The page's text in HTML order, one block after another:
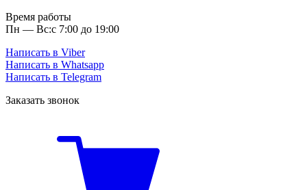
Время работы
Пн — Вс:с 7:00 до 19:00
Написать в Viber
Написать в Whatsapp
Написать в Telegram
Заказать звонок